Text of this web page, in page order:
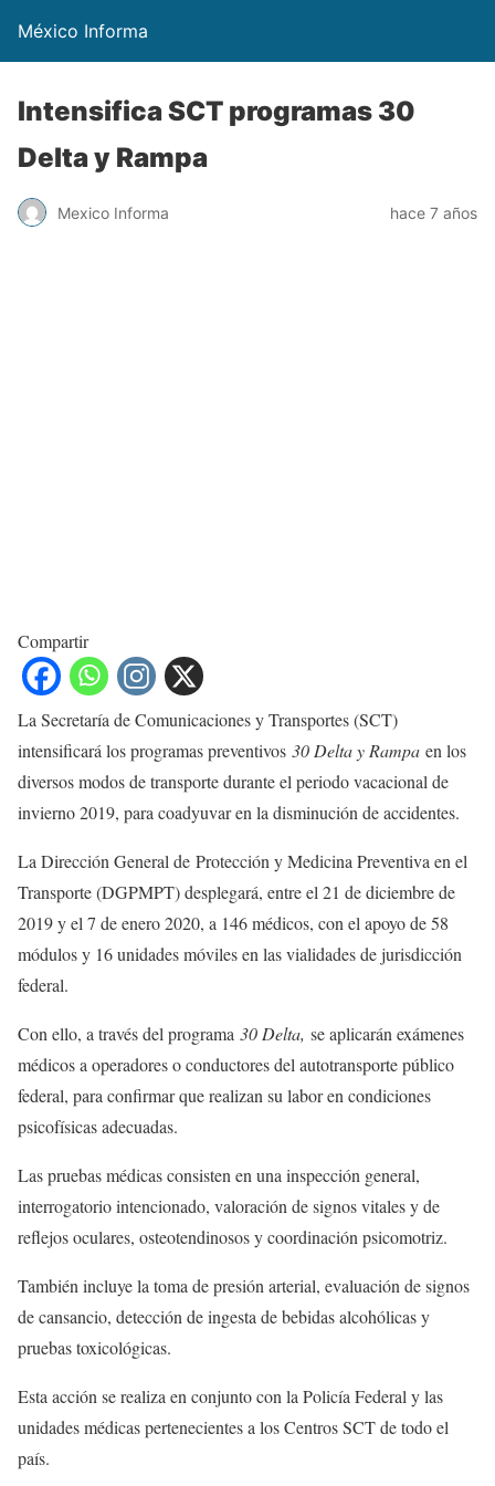
México Informa
Intensifica SCT programas 30
Delta y Rampa
Mexico Informa hace 7 años
Compartir
La Secretaría de Comunicaciones y Transportes (SCT)
intensificará los programas preventivos 30 Delta y Rampa en los
diversos modos de transporte durante el periodo vacacional de
invierno 2019, para coadyuvar en la disminución de accidentes.
La Dirección General de Protección y Medicina Preventiva en el
Transporte (DGPMPT) desplegará, entre el 21 de diciembre de
2019 y el 7 de enero 2020, a 146 médicos, con el apoyo de 58
módulos y 16 unidades móviles en las vialidades de jurisdicción
federal.
Con ello, a través del programa 30 Delta, se aplicarán exámenes
médicos a operadores o conductores del autotransporte público
federal, para confirmar que realizan su labor en condiciones
psicofísicas adecuadas.
Las pruebas médicas consisten en una inspección general,
interrogatorio intencionado, valoración de signos vitales y de
reflejos oculares, osteotendinosos y coordinación psicomotriz.
También incluye la toma de presión arterial, evaluación de signos
de cansancio, detección de ingesta de bebidas alcohólicas y
pruebas toxicológicas.
Esta acción se realiza en conjunto con la Policía Federal y las
unidades médicas pertenecientes a los Centros SCT de todo el
país.